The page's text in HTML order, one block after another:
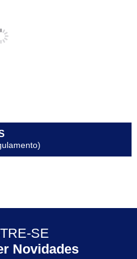
no Pix
de Experiência
SE
Novidades